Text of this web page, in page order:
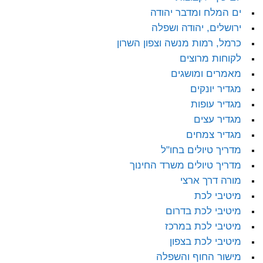
ים המלח ומדבר יהודה
ירושלים, יהודה ושפלה
כרמל, רמות מנשה וצפון השרון
לקוחות מרוצים
מאמרים ומושגים
מגדיר יונקים
מגדיר עופות
מגדיר עצים
מגדיר צמחים
מדריך טיולים בחו"ל
מדריך טיולים משרד החינוך
מורה דרך ארצי
מיטיבי לכת
מיטיבי לכת בדרום
מיטיבי לכת במרכז
מיטיבי לכת בצפון
מישור החוף והשפלה